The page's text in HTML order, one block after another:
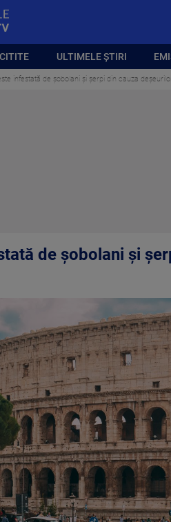
ULTIMELE ȘTIRI
infestată de șobolani și șerpi din cauza
de șobolani și